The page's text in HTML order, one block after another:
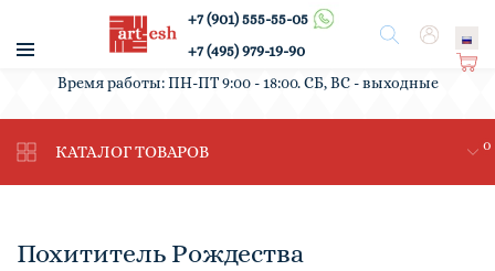
Поиск
+7 (901) 555-55-05
+7 (495) 979-19-90
Ко
ин
а
0
Вход
/
Время работы: ПН-ПТ 9:00 - 18:00. СБ, ВС - выходные
КАТАЛОГ ТОВАРОВ
Похититель Рождества